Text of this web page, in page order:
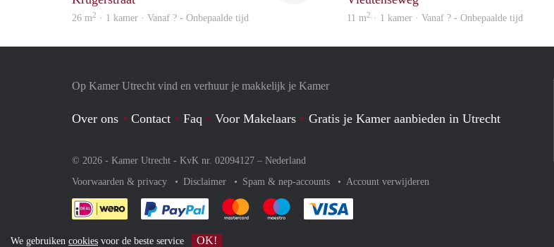
26 m2 · 1 kamer · Vanaf ? - Onbepaalde tijd 11 m2 · 1 kamer · Vanaf ? - Onbepaalde tijd
Op Kamer Utrecht vind en verhuur je makkelijk je Kamer
Over ons Contact Faq Voor Makelaars Gratis je Kamer aanbieden in Utrecht
© 2026 - Kamer Utrecht - KvK nr. 02094127 – Nederland
Voorwaarden & privacy
Disclaimer Spam & nep-accounts Account verwijderen
Je rekent gemakkelijk af met Paypal
Je rekent gemakkelijk af met Mastercard
Je rekent gemakkelijk af met Meastro
We gebruiken cookies voor de beste service OK!